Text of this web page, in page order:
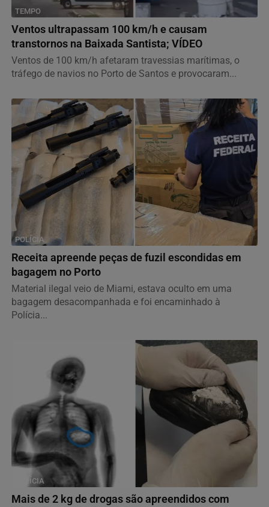
TEMPO
Ventos ultrapassam 100 km/h e causam
transtornos na Baixada Santista; VÍDEO
Ventos de 100 km/h afetaram travessias marítimas, o
tráfego de navios no Porto de Santos e provocaram...
POLÍCIA
Receita apreende peças de fuzil escondidas em
bagagem no Porto
Material ilegal veio de Miami, estava oculto em uma
bagagem desacompanhada e foi encaminhado à
Polícia...
POLÍCIA
Mais de 2 kg de drogas são apreendidos com